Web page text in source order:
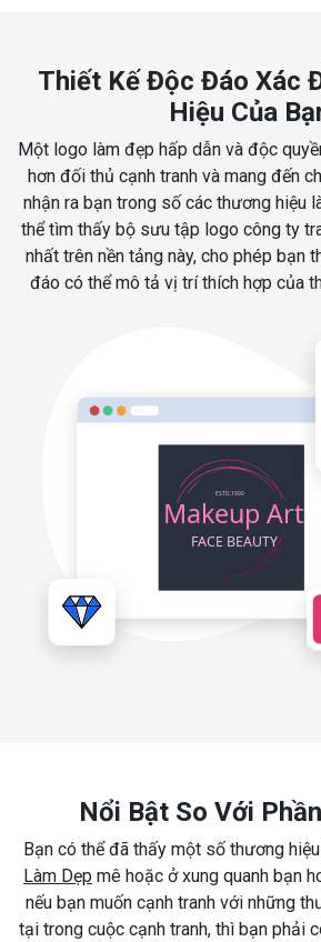
Thiết Kế Độc Đáo Xác
Hiệu Của
Một logo làm đẹp hấp dẫn và độc
hơn đối thủ cạnh tranh và mang đến
nhận ra bạn trong số các thương hiệu
thể tìm thấy bộ sưu tập logo công ty
nhất trên nền tảng này, cho phép bạn
đáo có thể mô tả vị trí thích hợp của
Nổi Bật So Với
Bạn có thể đã thấy một số thương
Làm Dẹp mê hoặc ở xung quanh bạn
nếu bạn muốn cạnh tranh với những
tại trong cuộc cạnh tranh, thì bạn phải